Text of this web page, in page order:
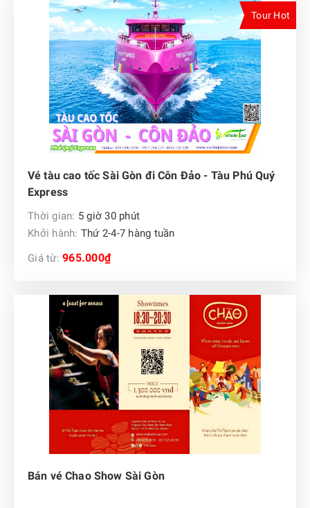
Tour Hot
Vé tàu cao tốc Sài Gòn đi Côn Đảo - Tàu Phú Quý
Express
Thời gian: 5 giờ 30 phút
Khởi hành: Thứ 2-4-7 hàng tuần
Giá từ: 965.000₫
Bán vé Chao Show Sài Gòn